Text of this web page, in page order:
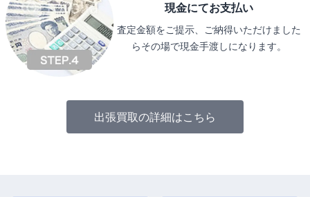
現金にてお支払い
査定金額をご提示、ご納得いただけました
らその場で現金手渡しになります。
出張買取の詳細はこちら